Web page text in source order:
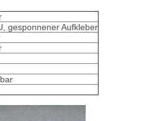
gesponnener Aufkleber